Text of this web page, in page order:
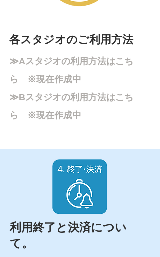
各スタジオのご利用方法
≫Aスタジオの利用方法はこち
ら ※現在作成中
≫Bスタジオの利用方法はこち
ら ※現在作成中
利用終了と決済につい
て。